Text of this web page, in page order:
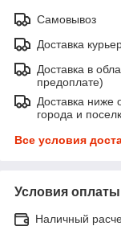
Самовывоз
Доставка
Доставка в
предоплате)
Доставка ниже
города и
Все условия
Условия оплаты
Наличный